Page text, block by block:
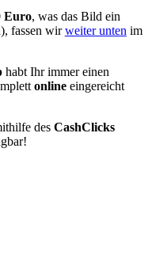
Euro, was das Bild ein
fassen wirweiter unten im
habt Ihr immer einen
onlineeingereicht
des CashClicks